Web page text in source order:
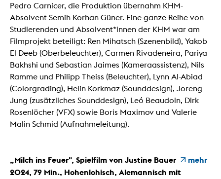
Pedro Carnicer, die Produktion übernahm KHM-
Absolvent Semih Korhan Güner. Eine ganze Reihe von
Studierenden und Absolvent*innen der KHM war am
Filmprojekt beteiligt: Ren Mihatsch (Szenenbild), Yakob
El Deeb (Oberbeleuchter), Carmen Rivadeneira, Pariya
Bakhshi und Sebastian Jaimes (Kameraassistenz), Nils
Ramme und Philipp Theiss (Beleuchter), Lynn Al-Abiad
(Colorgrading), Helin Korkmaz (Sounddesign), Joreng
Jung (zusätzliches Sounddesign), Leó Beaudoin, Dirk
Rosenlöcher (VFX) sowie Boris Maximov und Valerie
Malin Schmid (Aufnahmeleitung).
„Milch ins Feuer", Spielfilm von Justine Bauer
mehr
2024, 79 Min., Hohenlohisch, Alemannisch mit